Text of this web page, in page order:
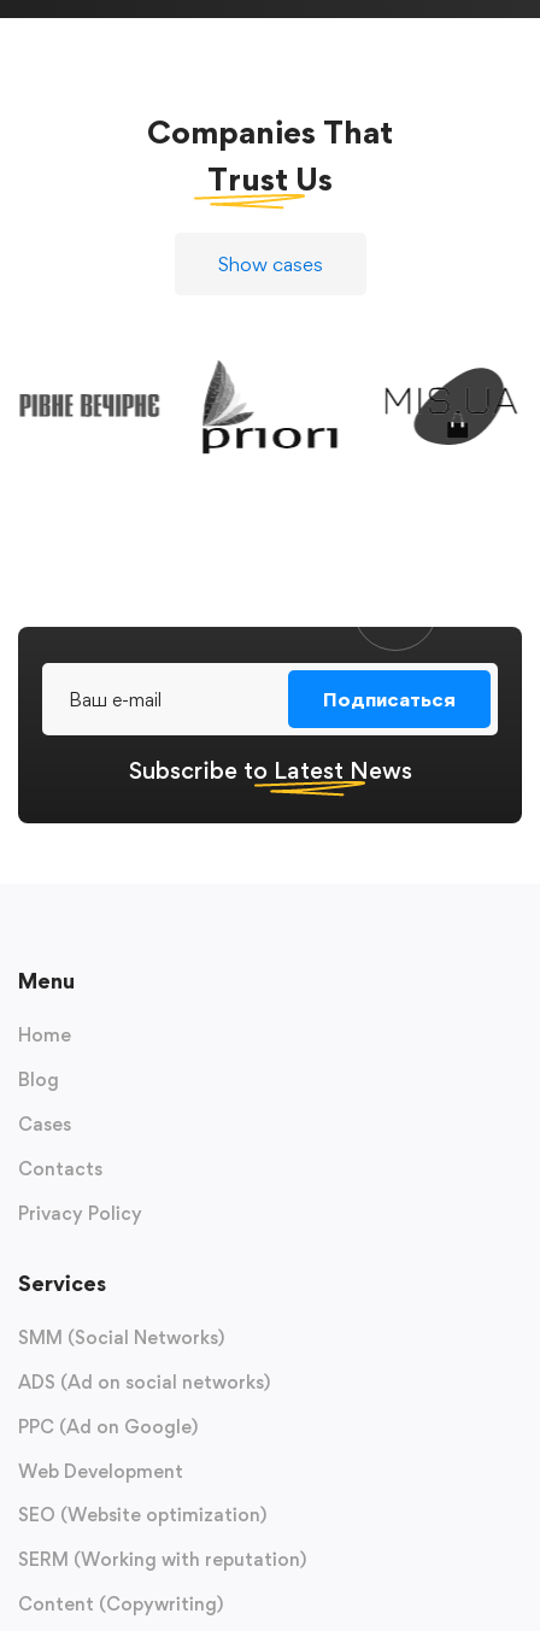
Companies That
Trust Us
Show cases
Subscribe to Latest News
Подписаться
Menu
Home
Blog
Cases
Contacts
Privacy Policy
Services
SMM (Social Networks)
ADS (Ad on social networks)
PPC (Ad on Google)
Web Development
SEO (Website optimization)
SERM (Working with reputation)
Content (Copywriting)